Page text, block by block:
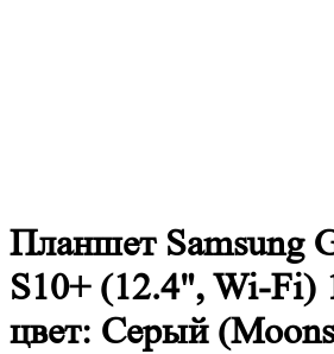
Планшет Samsung
S10+ (12.4", Wi-Fi)
цвет: Серый